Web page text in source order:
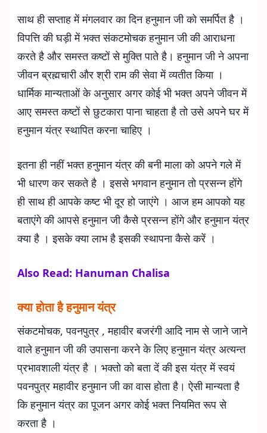
साथ ही सप्ताह में मंगलवार का दिन हनुमान जी को समर्पित है ।
विपत्ति की घड़ी में भक्त संकटमोचक हनुमान जी की आराधना
करते है और समस्त कष्टों से मुक्ति पाते है। हनुमान जी ने अपना
जीवन ब्रह्मचारी और श्री राम की सेवा में व्यतीत किया ।
धार्मिक मान्यताओं के अनुसार अगर कोई भी भक्त अपने जीवन में
आए समस्त कष्टों से छुटकारा पाना चाहता है तो उसे अपने घर में
हनुमान यंत्र स्थापित करना चाहिए ।
इतना ही नहीं भक्त हनुमान यंत्र की बनी माला को अपने गले में
भी धारण कर सकते है । इससे भगवान हनुमान तो प्रसन्न होंगे
ही साथ ही आपके कष्ट भी दूर हो जाएंगे । आज हम आपको यह
बताएंगे की आपसे हनुमान जी कैसे प्रसन्न होंगे और हनुमान यंत्र
क्या है । इसके क्या लाभ है इसकी स्थापना कैसे करें ।
Also Read: Hanuman Chalisa
क्या होता है हनुमान यंत्र
संकटमोचक, पवनपुत्र , महावीर बजरंगी आदि नाम से जाने जाने
वाले हनुमान जी की उपासना करने के लिए हनुमान यंत्र अत्यन्त
प्रभावशाली यंत्र है । भक्तो को बता दें की इस यंत्र में स्वयं
पवनपुत्र महावीर हनुमान जी का वास होता है। ऐसी मान्यता है
कि हनुमान यंत्र का पूजन अगर कोई भक्त नियमित रूप से
करता है ।